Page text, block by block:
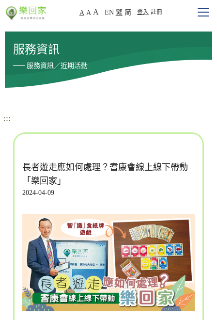
A A A EN 繁 简 登入 註冊
服務資訊
服務資訊／近期活動
:::
長者遊走應如何處理？耆康會線上線下帶動
「樂回家」
2024-04-09